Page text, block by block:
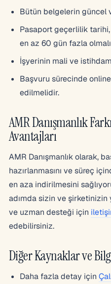
Bütün belgelerin güncel
Pasaport geçerlilik
en az 60 gün fazla
İşyerinin mali ve
Başvuru sürecinde
edilmelidir.
AMR Danışmanlık
Avantajları
AMR Danışmanlık olarak,
hazırlanmasını ve süreç
en aza indirilmesini
adımda sizin ve şirketinizin
ve uzman desteği için
edebilirsiniz.
Diğer Kaynaklar ve
Daha fazla detay için